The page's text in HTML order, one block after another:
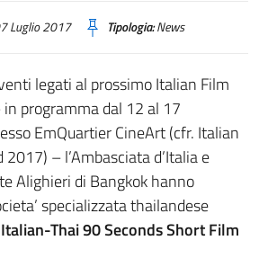
Luglio 2017 Tipologia:News
legati al prossimo Italian Film
programma dal 12 al 17
EmQuartier CineArt (cfr. Italian
– l’Ambasciata d’Italia e
Alighieri di Bangkok hanno
specializzata thailandese
Italian-Thai 90 Seconds Short Film